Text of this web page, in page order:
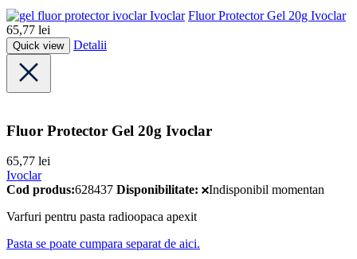
Ivoclar Fluor Protector Gel 20g Ivoclar
65,77 lei
Quick view Detalii
Fluor Protector Gel 20g Ivoclar
65,77 lei
Ivoclar
Cod produs:628437 Disponibilitate:
Indisponibil momentan
Varfuri pentru pasta radioopaca apexit
Pasta se poate cumpara separat de aici.